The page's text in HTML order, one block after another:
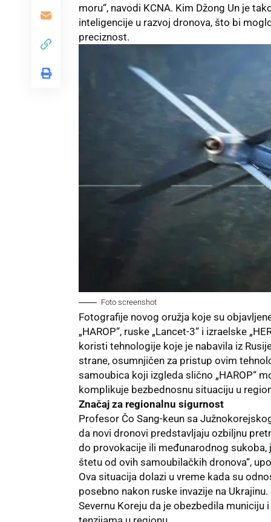
moru“, navodi KCNA. Kim Džong Un je
inteligencije u razvoj dronova, što bi
preciznost.
Foto screenshot
Fotografije novog oružja koje su
„HAROP“, ruske „Lancet-3“ i izraelske
koristi tehnologije koje je nabavila iz
strane, osumnjičen za pristup ovim
samoubica koji izgleda slično „HAROP“
komplikuje bezbednosnu situaciju u
Značaj za regionalnu sigurnost
Profesor Čo Sang-keun sa
da novi dronovi predstavljaju ozbiljnu
do provokacije ili međunarodnog
štetu od ovih samoubilačkih dronova“,
Ova situacija dolazi u vreme kada su
posebno nakon ruske invazije na
Severnu Koreju da je obezbedila